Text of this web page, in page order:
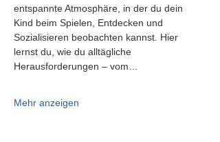
entspannte Atmosphäre, in der du dein
Kind beim Spielen, Entdecken und
Sozialisieren beobachten kannst. Hier
lernst du, wie du alltägliche
Herausforderungen – vom…
Mehr anzeigen